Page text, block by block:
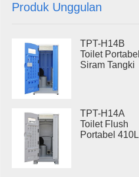
Produk Unggulan
TPT-H14B
Toilet Portabel
Siram Tangki
untuk Lokasi
Proyek
TPT-H14A
Toilet Flush
Portabel 410L